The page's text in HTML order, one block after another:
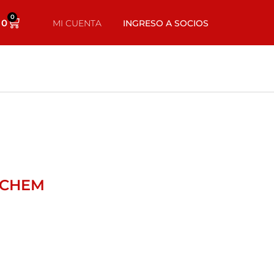
0
MI CUENTA INGRESO A SOCIOS